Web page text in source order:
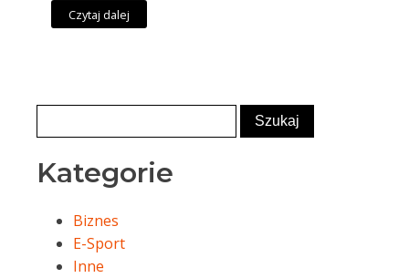
Czytaj dalej
Kategorie
Biznes
E-Sport
Inne